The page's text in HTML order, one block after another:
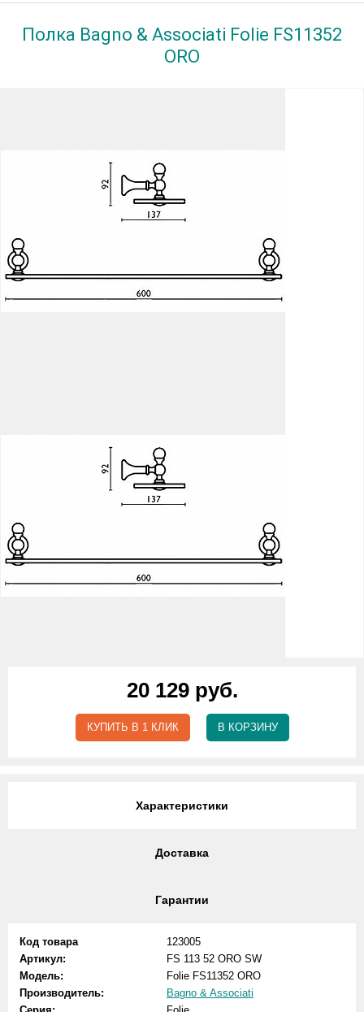
Полка Bagno & Associati Folie FS11352
ORO
20 129 руб.
КУПИТЬ В 1 КЛИК В КОРЗИНУ
Характеристики
Доставка
Гарантии
Код товара
123005
Артикул:
FS 113 52 ORO SW
Модель:
Folie FS11352 ORO
Производитель:
Bagno & Associati